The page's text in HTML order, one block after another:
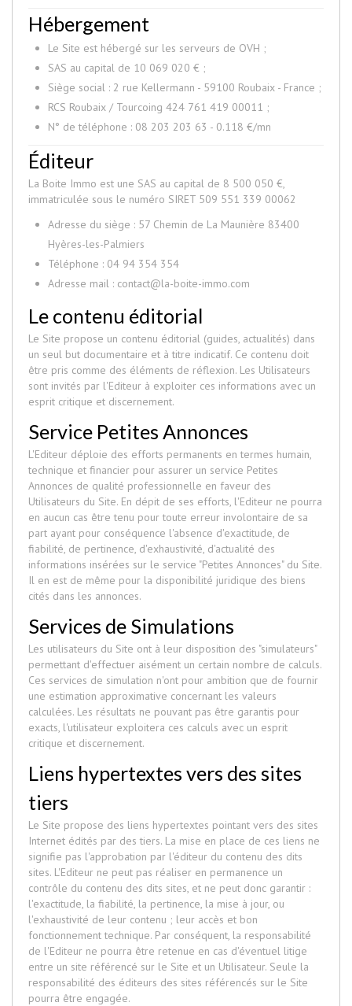
Hébergement
Le Site est hébergé sur les serveurs de OVH ;
SAS au capital de 10 069 020 € ;
Siège social : 2 rue Kellermann - 59100 Roubaix - France ;
RCS Roubaix / Tourcoing 424 761 419 00011 ;
N° de téléphone : 08 203 203 63 - 0.118 €/mn
Éditeur
La Boite Immo est une SAS au capital de 8 500 050 €,
immatriculée sous le numéro SIRET 509 551 339 00062
Adresse du siège : 57 Chemin de La Maunière 83400
Hyères-les-Palmiers
Téléphone : 04 94 354 354
Adresse mail : contact@la-boite-immo.com
Le contenu éditorial
Le Site propose un contenu éditorial (guides, actualités) dans
un seul but documentaire et à titre indicatif. Ce contenu doit
être pris comme des éléments de réflexion. Les Utilisateurs
sont invités par l'Editeur à exploiter ces informations avec un
esprit critique et discernement.
Service Petites Annonces
L'Editeur déploie des efforts permanents en termes humain,
technique et financier pour assurer un service Petites
Annonces de qualité professionnelle en faveur des
Utilisateurs du Site. En dépit de ses efforts, l'Editeur ne pourra
en aucun cas être tenu pour toute erreur involontaire de sa
part ayant pour conséquence l'absence d'exactitude, de
fiabilité, de pertinence, d'exhaustivité, d'actualité des
informations insérées sur le service "Petites Annonces" du Site.
Il en est de même pour la disponibilité juridique des biens
cités dans les annonces.
Services de Simulations
Les utilisateurs du Site ont à leur disposition des "simulateurs"
permettant d'effectuer aisément un certain nombre de calculs.
Ces services de simulation n'ont pour ambition que de fournir
une estimation approximative concernant les valeurs
calculées. Les résultats ne pouvant pas être garantis pour
exacts, l'utilisateur exploitera ces calculs avec un esprit
critique et discernement.
Liens hypertextes vers des sites
tiers
Le Site propose des liens hypertextes pointant vers des sites
Internet édités par des tiers. La mise en place de ces liens ne
signifie pas l'approbation par l'éditeur du contenu des dits
sites. L'Editeur ne peut pas réaliser en permanence un
contrôle du contenu des dits sites, et ne peut donc garantir :
l'exactitude, la fiabilité, la pertinence, la mise à jour, ou
l'exhaustivité de leur contenu ; leur accès et bon
fonctionnement technique. Par conséquent, la responsabilité
de l'Editeur ne pourra être retenue en cas d'éventuel litige
entre un site référencé sur le Site et un Utilisateur. Seule la
responsabilité des éditeurs des sites référencés sur le Site
pourra être engagée.